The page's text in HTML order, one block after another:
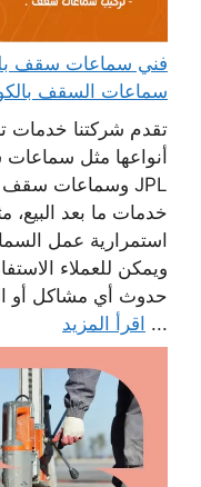
سماعات السقف
تقدم شركتنا
أنواعها مثل
خدمات ما بعد البيع،
استمرارية عمل
ويمكن للعملاء
حدوث أي مشاكل أو
... اقرأ المزيد